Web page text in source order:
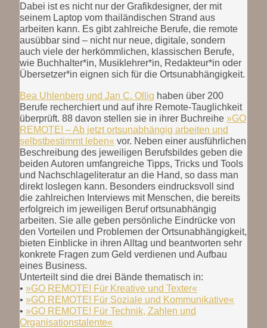
Dabei ist es nicht nur der Grafikdesigner, der mit
seinem Laptop vom thailändischen Strand aus
arbeiten kann. Es gibt zahlreiche Berufe, die remote
ausübbar sind – nicht nur neue, digitale, sondern
auch viele der herkömmlichen, klassischen Berufe,
wie Buchhalter*in, Musiklehrer*in, Redakteur*in oder
Übersetzer*in eignen sich für die Ortsunabhängigkeit.
Bea Uhlenberg und Jan C. Ollig haben über 200
Berufe recherchiert und auf ihre Remote-Tauglichkeit
überprüft. 88 davon stellen sie in ihrer Buchreihe»GO
REMOTE! – Ab jetzt ortsunabhängig arbeiten und
selbstbestimmt leben« vor. Neben einer ausführlichen
Beschreibung des jeweiligen Berufsbildes geben die
beiden Autoren umfangreiche Tipps, Tricks und Tools
und Nachschlageliteratur an die Hand, so dass man
direkt loslegen kann. Besonders eindrucksvoll sind
die zahlreichen Interviews mit Menschen, die bereits
erfolgreich im jeweiligen Beruf ortsunabhängig
arbeiten. Sie alle geben persönliche Eindrücke von
den Vorteilen und Problemen der Ortsunabhängigkeit,
bieten Einblicke in ihren Alltag und beantworten sehr
konkrete Fragen zum Geld verdienen und Aufbau
eines Business.
Unterteilt sind die drei Bände thematisch in:
•»GO REMOTE! Für Kreative und Texter«
•»GO REMOTE! Für Soziale und Kommunikative«
•»GO REMOTE! Für Technik, Zahlen und
Organisationstalente«